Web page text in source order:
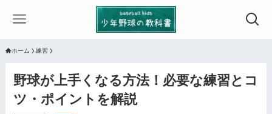
ホーム 練習
野球が上手くなる方法！必要な練習とコ
ツ・ポイントを解説